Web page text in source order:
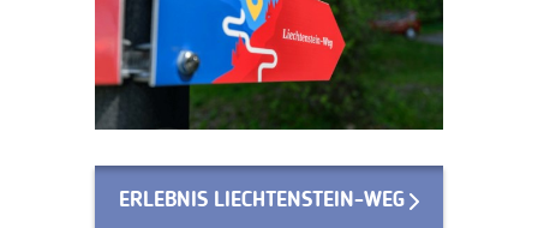
ERLEBNIS LIECHTENSTEIN-WEG